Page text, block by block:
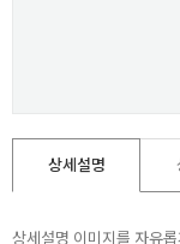
상세설명
상세설명 이미지를 자유